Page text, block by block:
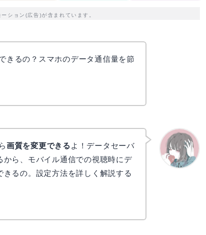
ション(広告)が含まれています。
きるの？スマホのデータ通信量を節
画質を変更できる よ！データセーバ
から、モバイル通信での視聴時にデ
るの。設定方法を詳しく解説する